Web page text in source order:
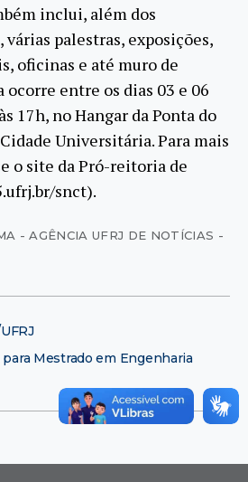
inclui, além dos
várias palestras, exposições,
oficinas e até muro de
ocorre entre os dias 03 e 06
17h, no Hangar da Ponta do
Universitária. Para mais
o site da Pró-reitoria de
snct).
- AGÊNCIA UFRJ DE NOTÍCIAS -
Mestrado em Engenharia